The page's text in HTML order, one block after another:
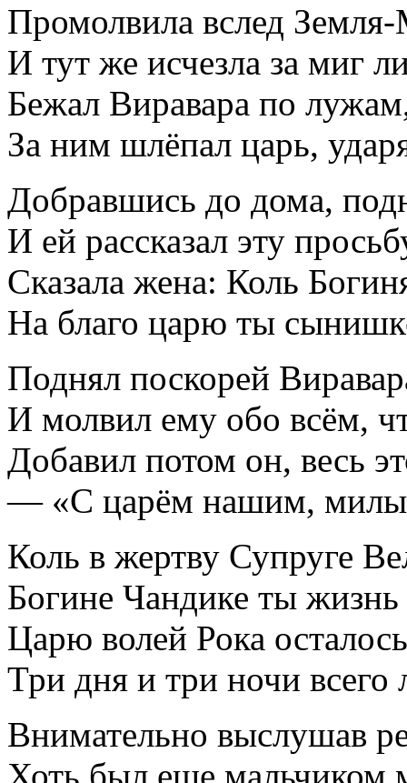
Промолвила вслед
И тут же исчезла за миг
Бежал Виравара по
За ним шлёпал царь,
Добравшись до дома,
И ей рассказал эту
Сказала жена: Коль
На благо царю ты
Поднял поскорей
И молвил ему обо всём,
Добавил потом он, весь
— «С царём нашим,
Коль в жертву Супруге
Богине Чандике ты
Царю волей Рока
Три дня и три ночи
Внимательно выслушав
Хоть был еще